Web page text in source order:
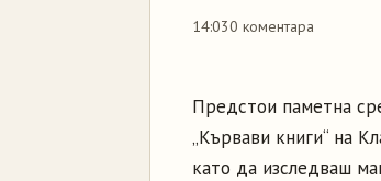
14:030 коментара
Предстои паметна
„Кървави книги“ на
като да изследваш